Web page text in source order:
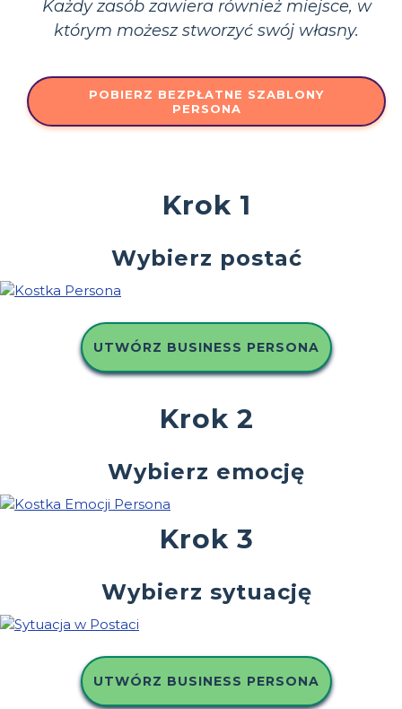
Każdy zasób zawiera również miejsce, w
którym możesz stworzyć swój własny.
POBIERZ BEZPŁATNE SZABLONY
PERSONA
Krok 1
Wybierz postać
UTWÓRZ BUSINESS PERSONA
Krok 2
Wybierz emocję
Krok 3
Wybierz sytuację
UTWÓRZ BUSINESS PERSONA